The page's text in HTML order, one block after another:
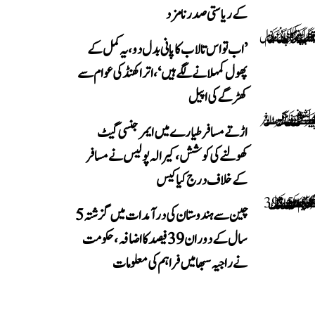
کے ریاستی صدر نامزد
’اب تو اس تالاب کا پانی بدل دو، یہ کمل کے
پھول کمہلانے لگے ہیں‘، اتراکھنڈ کی عوام سے
کھڑگے کی اپیل
اڑتے مسافر طیارے میں ایمرجنسی گیٹ
کھولنے کی کوشش، کیرالہ پولیس نے مسافر
کے خلاف درج کیا کیس
چین سے ہندوستان کی درآمدات میں گزشتہ 5
سال کے دوران 39 فیصد کا اضافہ، حکومت
نے راجیہ سبھا میں فراہم کی معلومات